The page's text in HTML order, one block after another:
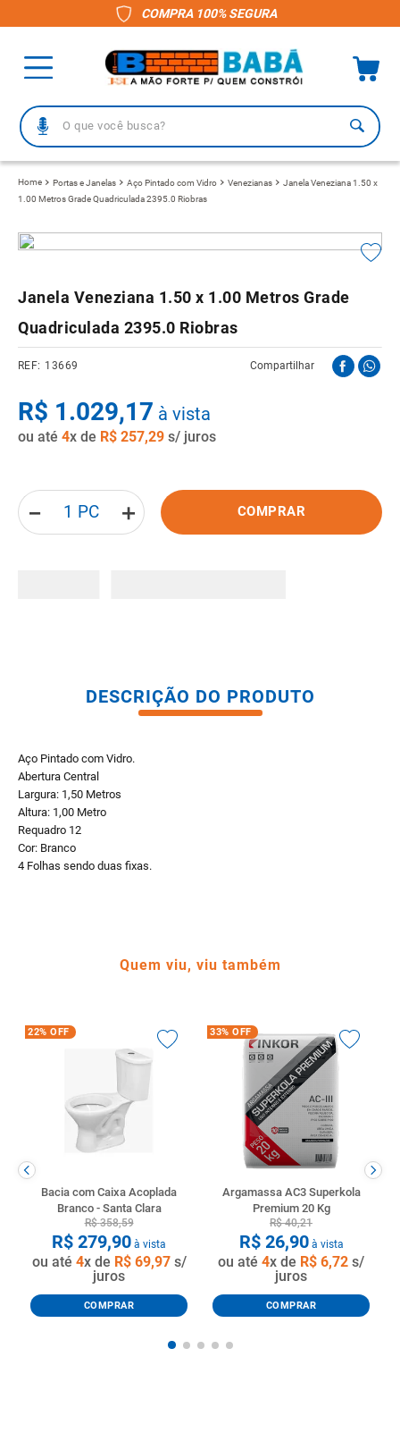
COMPRA 100% SEGURA
O que você busca?
Portas e Janelas Aço Pintado com Vidro Venezianas
Janela Veneziana 1.50 x
1.00 Metros Grade Quadriculada 2395.0 Riobras
Janela Veneziana 1.50 x 1.00 Metros Grade
Quadriculada 2395.0 Riobras
13669 Compartilhar
R$ 1.029,17 à vista
ou até 4x de R$ 257,29 s/ juros
＋
－ COMPRAR
DESCRIÇÃO DO PRODUTO
Aço Pintado com Vidro.
Abertura Central
Largura: 1,50 Metros
Altura: 1,00 Metro
Requadro 12
Cor: Branco
4 Folhas sendo duas fixas.
Quem viu, viu também
22% OFF
Bacia com Caixa Acoplada
Branco - Santa Clara
R$ 358,59
R$ 279,90 à vista
ou até 4x de R$ 69,97s/
juros
COMPRAR
33% OFF
Argamassa AC3 Superkola
Premium 20 Kg
R$ 40,21
R$ 26,90à vista
ou até 4x de R$ 6,72 s/
juros
COMPRAR
1º piso
2º porcelanato
4º vaso sanitário
5º gabinete banheiro
8º pisos